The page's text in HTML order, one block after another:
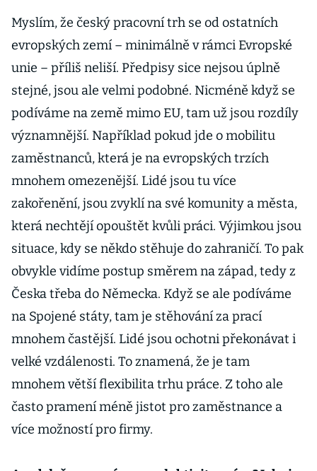
Myslím, že český pracovní trh se od ostatních
evropských zemí – minimálně v rámci Evropské
unie – příliš neliší. Předpisy sice nejsou úplně
stejné, jsou ale velmi podobné. Nicméně když se
podíváme na země mimo EU, tam už jsou rozdíly
významnější. Například pokud jde o mobilitu
zaměstnanců, která je na evropských trzích
mnohem omezenější. Lidé jsou tu více
zakořenění, jsou zvyklí na své komunity a města,
která nechtějí opouštět kvůli práci. Výjimkou jsou
situace, kdy se někdo stěhuje do zahraničí. To pak
obvykle vidíme postup směrem na západ, tedy z
Česka třeba do Německa. Když se ale podíváme
na Spojené státy, tam je stěhování za prací
mnohem častější. Lidé jsou ochotni překonávat i
velké vzdálenosti. To znamená, že je tam
mnohem větší flexibilita trhu práce. Z toho ale
často pramení méně jistot pro zaměstnance a
více možností pro firmy.